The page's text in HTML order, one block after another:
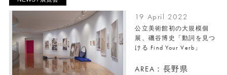
19 April 2022
公立美術館初の大規模個
展、磯谷博史「動詞を見つ
ける Find Your Verb」
AREA：長野県